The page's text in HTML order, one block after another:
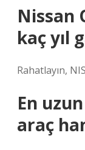
Nissan
kaç yıl
Rahatlayın,
En
araç